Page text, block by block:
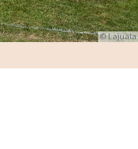
© Lajuala